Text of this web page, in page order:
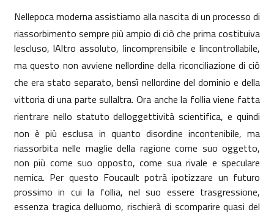
Nellepoca moderna assistiamo alla nascita di un processo di
riassorbimento sempre più ampio di ciò che prima costituiva
lescluso, lAltro assoluto, lincomprensibile e lincontrollabile,
ma questo non avviene nellordine della riconciliazione di ciò
che era stato separato, bensì nellordine del dominio e della
vittoria di una parte sullaltra. Ora anche la follia viene fatta
rientrare nello statuto delloggettività scientifica, e quindi
non è più esclusa in quanto disordine incontenibile, ma
riassorbita nelle maglie della ragione come suo oggetto,
non più come suo opposto, come sua rivale e speculare
nemica. Per questo Foucault potrà ipotizzare un futuro
prossimo in cui la follia, nel suo essere trasgressione,
essenza tragica delluomo, rischierà di scomparire quasi del